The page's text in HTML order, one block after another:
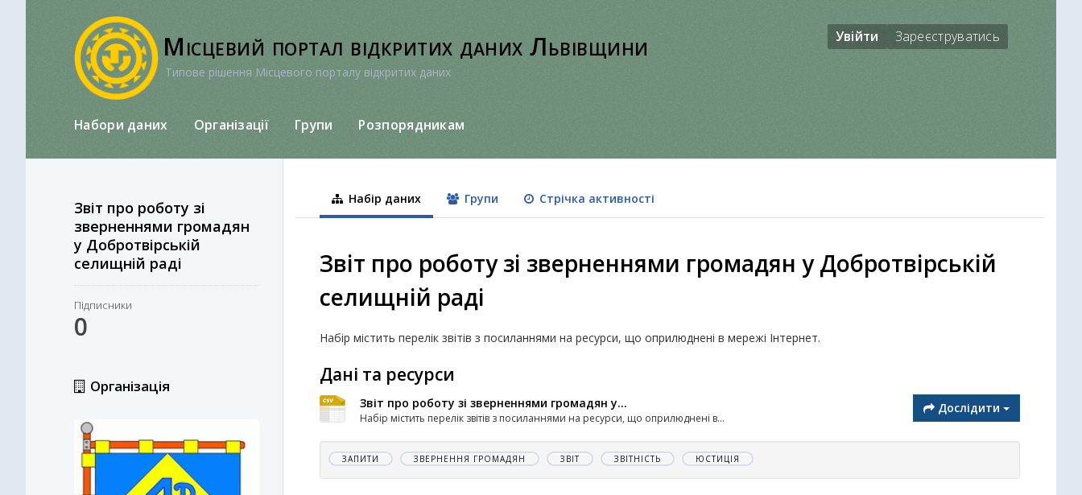
Місцевий портал відкритих даних Львівщини
Типове рішення Місцевого порталу відкритих даних
Увійти Зареєструватись
Набори даних Організації Групи Розпорядникам
Звіт про роботу зі
зверненнями громадян
у Добротвірській
селищній раді
Підписники
0
Організація
Набір даних Групи Стрічка активності
Звіт про роботу зі зверненнями громадян у Добротвірській
селищній раді
Набір містить перелік звітів з посиланнями на ресурси, що оприлюднені в мережі Інтернет.
Дані та ресурси
Звіт про роботу зі зверненнями громадян у...
Набір містить перелік звітів з посиланнями на ресурси, що оприлюднені в...
Дослідити
ЗАПИТИ ЗВЕРНЕННЯ ГРОМАДЯН ЗВІТ ЗВІТНІСТЬ ЮСТИЦІЯ